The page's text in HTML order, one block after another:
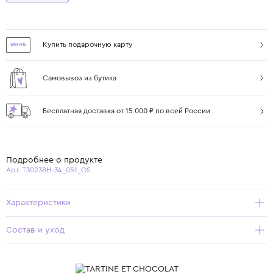
Купить подарочную карту
Самовывоз из бутика
Бесплатная доставка от 15 000 ₽ по всей России
Подробнее о продукте
Арт. T30238H-34_051_OS
Характеристики
Состав и уход